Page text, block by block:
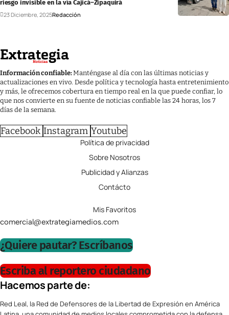
riesgo invisible en la vía Cajicá–Zipaquirá
23 Diciembre, 2025Redacción
Información confiable:Manténgase al día con las últimas noticias y
actualizaciones en vivo. Desde política y tecnología hasta entretenimiento
y más, le ofrecemos cobertura en tiempo real en la que puede confiar, lo
que nos convierte en su fuente de noticias confiable las 24 horas, los 7
días de la semana.
Facebook Instagram Youtube
Política de privacidad
Sobre Nosotros
Publicidad y Alianzas
Contácto
Mis Favoritos
comercial@extrategiamedios.com
¿Quiere pautar? Escríbanos
Escriba al reportero ciudadano
Hacemos parte de:
Red Leal, la Red de Defensores de la Libertad de Expresión en América